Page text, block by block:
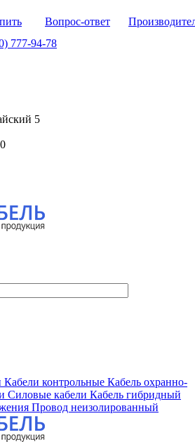
Вопрос-ответ
777-94-78
5
Кабели контрольные Кабель охранно-
Силовые кабели Кабель гибридный
Провод неизолированный